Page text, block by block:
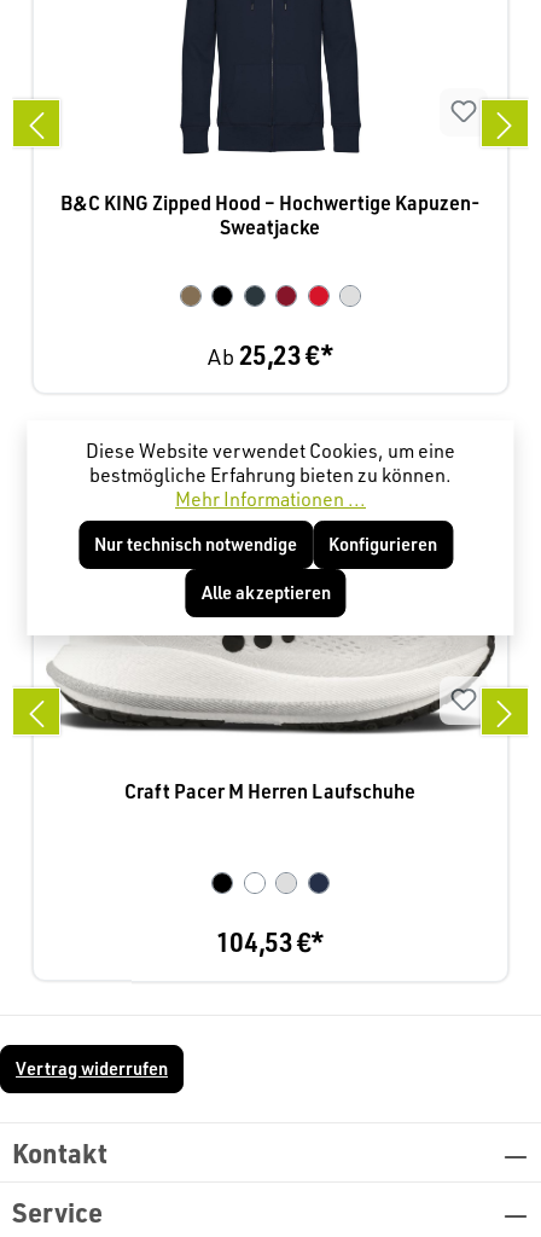
B&C KING Zipped Hood – Hochwertige Kapuzen-
Sweatjacke
Ab 25,23 €*
Produktgalerie überspringen
Kunden haben sich ebenfalls angesehen
Craft Pacer M Herren Laufschuhe
104,53 €*
Vertrag widerrufen
Kontakt
Service
Diese Website verwendet Cookies, um eine
bestmögliche Erfahrung bieten zu können.
Mehr Informationen ...
Nur technisch notwendige Konfigurieren
Alle akzeptieren